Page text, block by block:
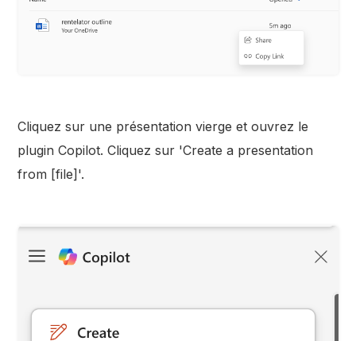
Cliquez sur une présentation vierge et ouvrez le
plugin Copilot. Cliquez sur 'Create a presentation
from [file]'.